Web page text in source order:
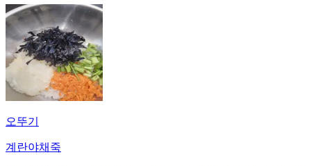
오뚜기
계란야채죽